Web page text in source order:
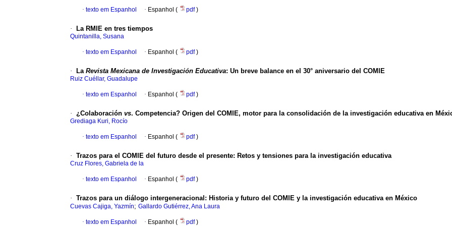
· texto em Espanhol · Espanhol ( pdf)
· La RMIE en tres tiempos
Quintanilla, Susana
· texto em Espanhol · Espanhol ( pdf)
· La Revista Mexicana de Investigación Educativa: Un breve balance en el 30° aniversario del COMIE
Ruiz Cuéllar, Guadalupe
· texto em Espanhol · Espanhol ( pdf)
· ¿Colaboración vs. Competencia? Origen del COMIE, motor para la consolidación de la investigación educativa en
Grediaga Kuri, Rocío
· texto em Espanhol · Espanhol ( pdf)
· Trazos para el COMIE del futuro desde el presente: Retos y tensiones para la investigación educativa
Cruz Flores, Gabriela de la
· texto em Espanhol · Espanhol ( pdf)
· Trazos para un diálogo intergeneracional: Historia y futuro del COMIE y la investigación educativa en México
Cuevas Cajiga, Yazmín; Gallardo Gutiérrez, Ana Laura
· texto em Espanhol · Espanhol ( pdf)